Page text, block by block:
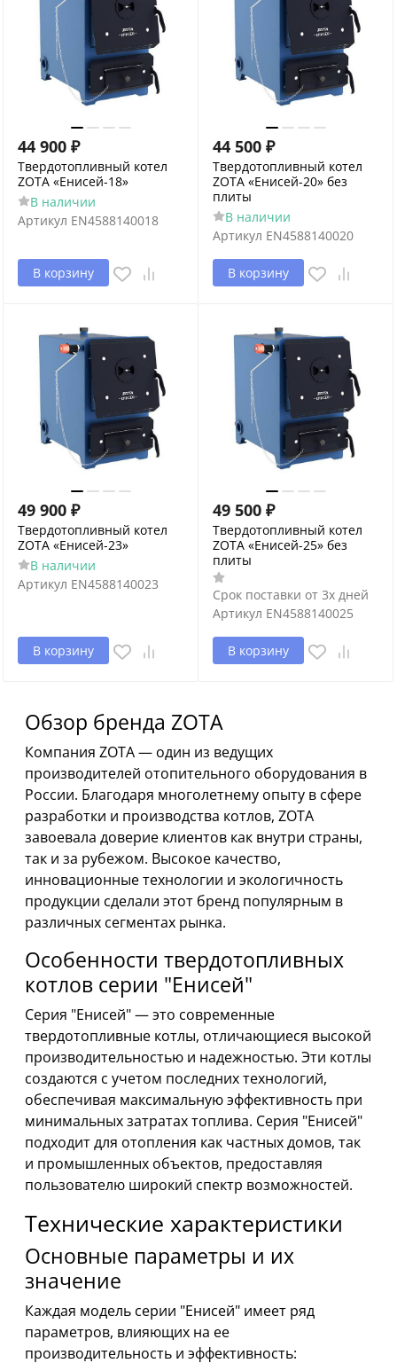
44 900 ₽
Твердотопливный котел
ZOTA «Енисей-18»
В наличии
Артикул EN4588140018
В корзину
44 500 ₽
Твердотопливный котел
ZOTA «Енисей-20» без
плиты
В наличии
Артикул EN4588140020
В корзину
49 900 ₽
Твердотопливный котел
ZOTA «Енисей-23»
В наличии
Артикул EN4588140023
В корзину
49 500 ₽
Твердотопливный котел
ZOTA «Енисей-25» без
плиты
Срок поставки от 3х дней
Артикул EN4588140025
В корзину
Обзор бренда ZOTA
Компания ZOTA — один из ведущих
производителей отопительного оборудования в
России. Благодаря многолетнему опыту в сфере
разработки и производства котлов, ZOTA
завоевала доверие клиентов как внутри страны,
так и за рубежом. Высокое качество,
инновационные технологии и экологичность
продукции сделали этот бренд популярным в
различных сегментах рынка.
Особенности твердотопливных
котлов серии "Енисей"
Серия "Енисей" — это современные
твердотопливные котлы, отличающиеся высокой
производительностью и надежностью. Эти котлы
создаются с учетом последних технологий,
обеспечивая максимальную эффективность при
минимальных затратах топлива. Серия "Енисей"
подходит для отопления как частных домов, так
и промышленных объектов, предоставляя
пользователю широкий спектр возможностей.
Технические характеристики
Основные параметры и их
значение
Каждая модель серии "Енисей" имеет ряд
параметров, влияющих на ее
производительность и эффективность: